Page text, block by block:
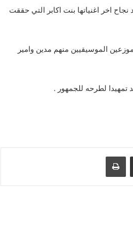
اخر اغنياتها بنت اكابر التي حققت
الموسيقيين منهم مدين وامير
تمهيدا لطرحه للجمهور .
مشاركة عبر البريد طباعة